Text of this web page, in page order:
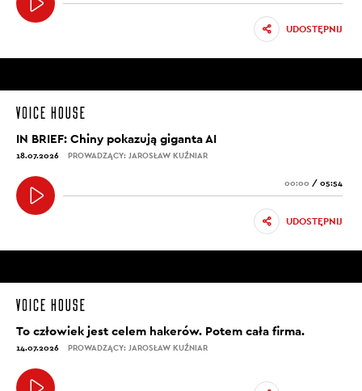
UDOSTĘPNIJ
IN BRIEF: Chiny pokazują giganta AI
18.07.2026 PROWADZĄCY: JAROSŁAW KUŹNIAR
00:00 / 05:54
UDOSTĘPNIJ
To człowiek jest celem hakerów. Potem cała firma.
14.07.2026 PROWADZĄCY: JAROSŁAW KUŹNIAR